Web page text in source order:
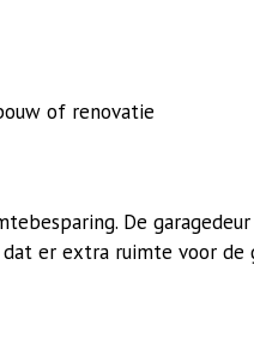
of renovatie
De
er extra ruimte voor de